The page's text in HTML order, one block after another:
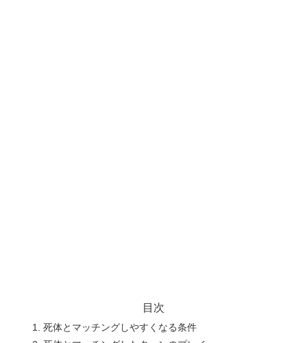
目次
死体とマッチングしやすくなる条件